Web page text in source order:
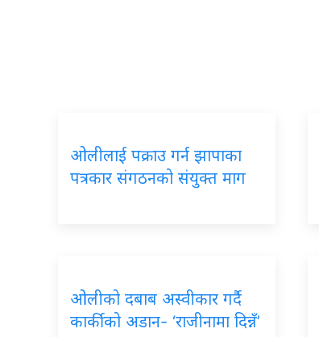
ओलीलाई पक्राउ गर्न झापाका
पत्रकार संगठनको संयुक्त माग
ओलीको दबाब अस्वीकार गर्दै
कार्कीको अडान- ‘राजीनामा दिन्नँ’